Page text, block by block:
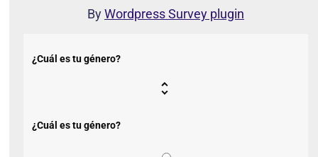
ByWordpress Survey plugin
¿Cuál es tu género?
¿Cuál es tu género?